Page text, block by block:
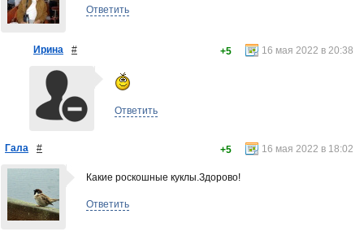
Ответить
Ирина # 16 мая 2022 в 20:38
+5
Ответить
Гала # 16 мая 2022 в 18:02
+5
Какие роскошные куклы.Здорово!
Ответить